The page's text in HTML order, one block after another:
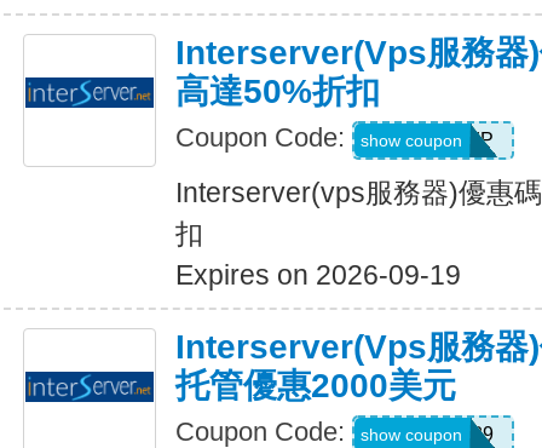
Interserver(vps服務器
高達50%折扣
Coupon Code: INTERVIP
show coupon
Interserver(vps服務器)優惠
扣
Expires on 2026-09-19
Interserver(vps服務器
托管優惠2000美元
Coupon Code: CLOUD89
show coupon